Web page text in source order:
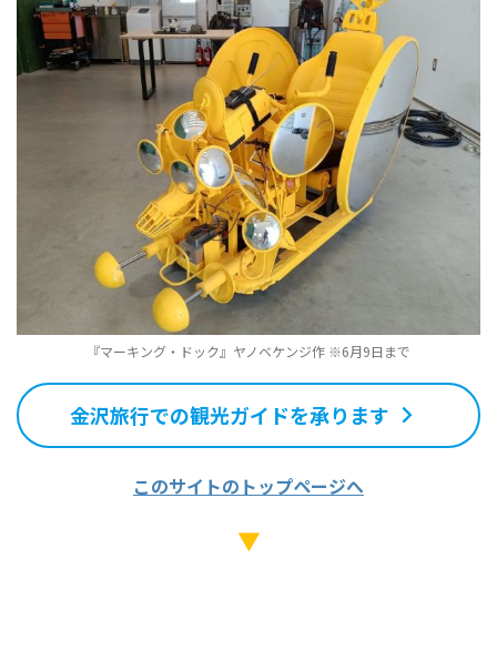
『マーキング・ドック』ヤノベケンジ作 ※6月9日まで
金沢旅行での観光ガイドを承ります
このサイトのトップページへ
▼